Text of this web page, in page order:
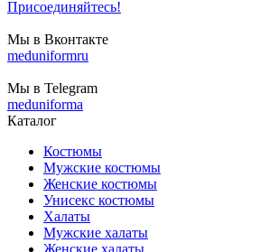
Присоединяйтесь!
Мы в Вконтакте
meduniformru
Мы в Telegram
meduniforma
Каталог
Костюмы
Мужские костюмы
Женские костюмы
Унисекс костюмы
Халаты
Мужские халаты